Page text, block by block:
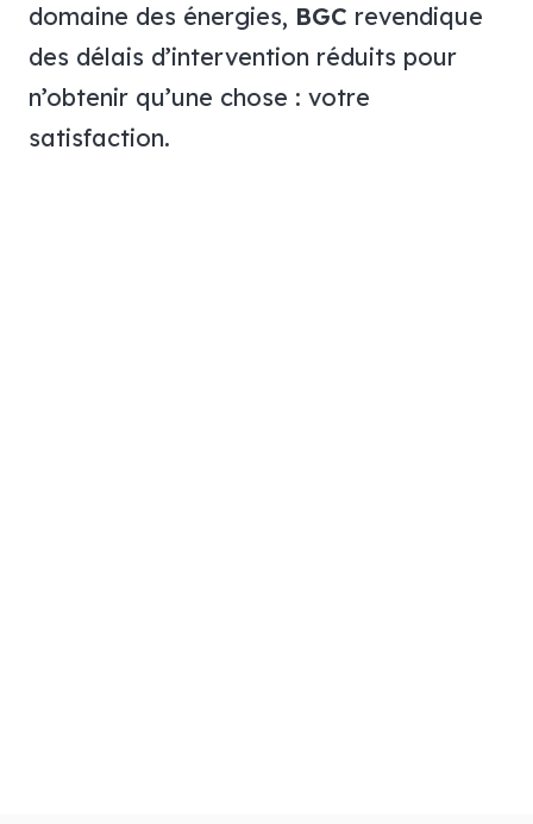
domaine des énergies, BGC revendique
des délais d’intervention réduits pour
n’obtenir qu’une chose : votre
satisfaction.